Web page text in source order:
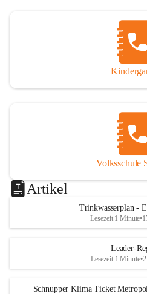
Volksschule
Artikel
Trinkwasserplan -
Lesezeit 1 Minute•
Leader-
Lesezeit 1 Minute•
Schnupper Klima Ticket